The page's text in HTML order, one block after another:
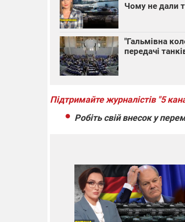
Чому не дали
"Гальмівна
передачі
Підтримайте журналістів "5
Робіть свій внесок у